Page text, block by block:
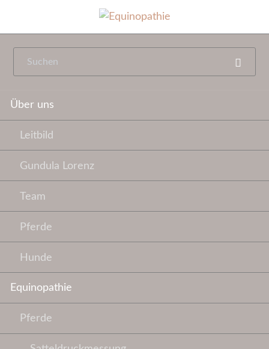
Navigation
Über uns
Leitbild
Gundula Lorenz
Team
Pferde
Hunde
Equinopathie
Pferde